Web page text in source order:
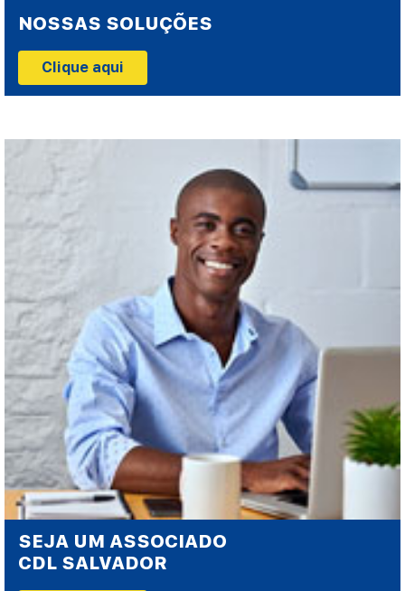
NOSSAS SOLUÇÕES
Clique aqui
SEJA UM ASSOCIADO
CDL SALVADOR